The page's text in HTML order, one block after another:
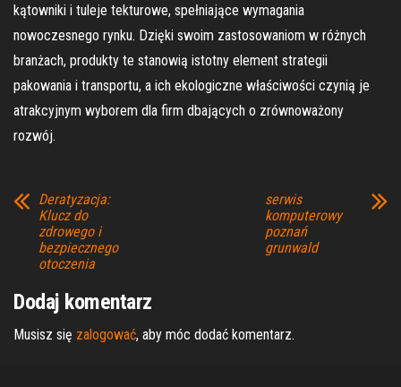
kątowniki i tuleje tekturowe, spełniające wymagania
nowoczesnego rynku. Dzięki swoim zastosowaniom w różnych
branżach, produkty te stanowią istotny element strategii
pakowania i transportu, a ich ekologiczne właściwości czynią je
atrakcyjnym wyborem dla firm dbających o zrównoważony
rozwój.
Deratyzacja:
Klucz do
zdrowego i
bezpiecznego
otoczenia
serwis
komputerowy
poznań
grunwald
Dodaj komentarz
Musisz się zalogować, aby móc dodać komentarz.